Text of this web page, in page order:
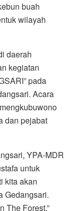
buah
wilayah
daerah
kegiatan
pada
Acara
dan pejabat
YPA-MDR
untuk
kita akan
Gedangsari.
The Forest,”